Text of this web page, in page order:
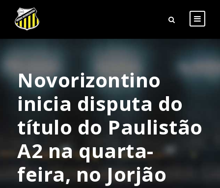
Novorizontino
inicia disputa do
título do Paulistão
A2 na quarta-
feira, no Jorjão